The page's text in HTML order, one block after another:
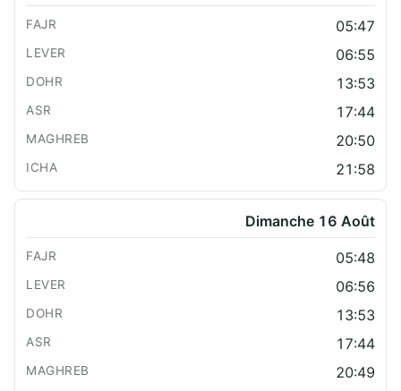
05:47
06:55
13:53
17:44
20:50
21:58
Dimanche 16 Août
05:48
06:56
13:53
17:44
20:49